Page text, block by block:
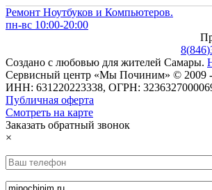
Ремонт Ноутбуков и Компьютеров.
пн-вс 10:00-20:00
8(846)
Создано с любовью для жителей Самары.
Сервисный центр «Мы Починим» © 2009
ИНН: 631220223338, ОГРН:
Публичная оферта
Смотреть на карте
Заказать обратный звонок
×